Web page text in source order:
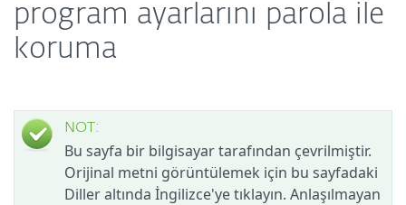
program ayarlarını parola ile
koruma
NOT:
Bu sayfa bir bilgisayar tarafından çevrilmiştir.
Orijinal metni görüntülemek için bu sayfadaki
Diller altında İngilizce'ye tıklayın. Anlaşılmayan